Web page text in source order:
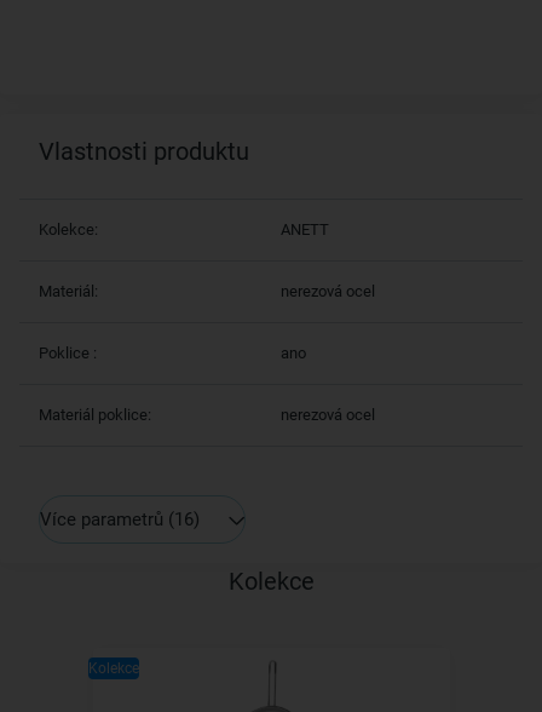
Vlastnosti produktu
Kolekce: ANETT
Materiál: nerezová ocel
Poklice : ano
Materiál poklice: nerezová ocel
Více parametrů (16)
Kolekce
Kolekce